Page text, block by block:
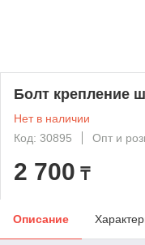
Болт крепление
Нет в наличии
Код: 30895
Опт и
2 700 ₸
Описание